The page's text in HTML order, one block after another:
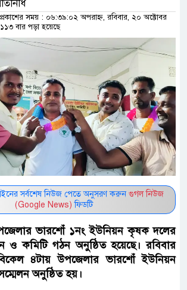
সময় : ০৬:৩৯:০২ অপরাহ্ন, রবিবার, ২০ অক্টোবর
১১৩ বার পড়া হয়েছে
সর্বশেষ নিউজ পেতে অনুসরণ করুন গুগল নিউজ
(Google News) ফিডটি
ভারশোঁ ১নং ইউনিয়ন কৃষক দলের
ও কমিটি গঠন অনুষ্ঠিত হয়েছে। রবিবার
৪টায় উপজেলার ভারশোঁ ইউনিয়ন
অনুষ্ঠিত হয়।